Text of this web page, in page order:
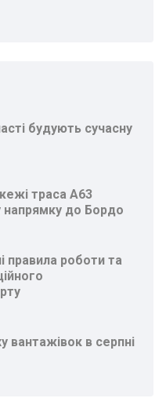
будують сучасну
траса A63
напрямку до Бордо
правила роботи та
вантажівок в серпні